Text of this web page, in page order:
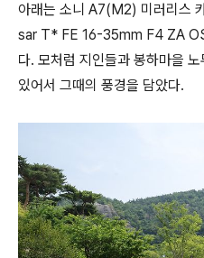
아래는 소니 A7(M2) 미러리스
sar T* FE 16-35mm F4 ZA
다. 모처럼 지인들과 봉하마을
있어서 그때의 풍경을 담았다.